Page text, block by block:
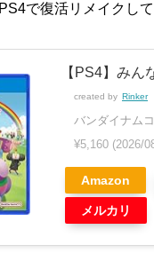
で復活リメイクして
【PS4】み
created by Rinker
バンダイナム
¥5,160 (2026/
Amazon
メルカリ